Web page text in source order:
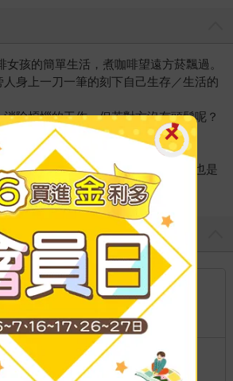
女孩的簡單生活，煮咖啡望遠方菸飄過。
身上一刀一筆的刻下自己生存／生活的
除煩惱的工作，但若對方沒有頭髮呢？
喪失其左眼，那還能做什麼……
樂的魚，或是自己樂的開心？
，是作者對北方公寓生活的觀察；也是
追問。
：本島、離島
：
不限金額免運費
：全球
：